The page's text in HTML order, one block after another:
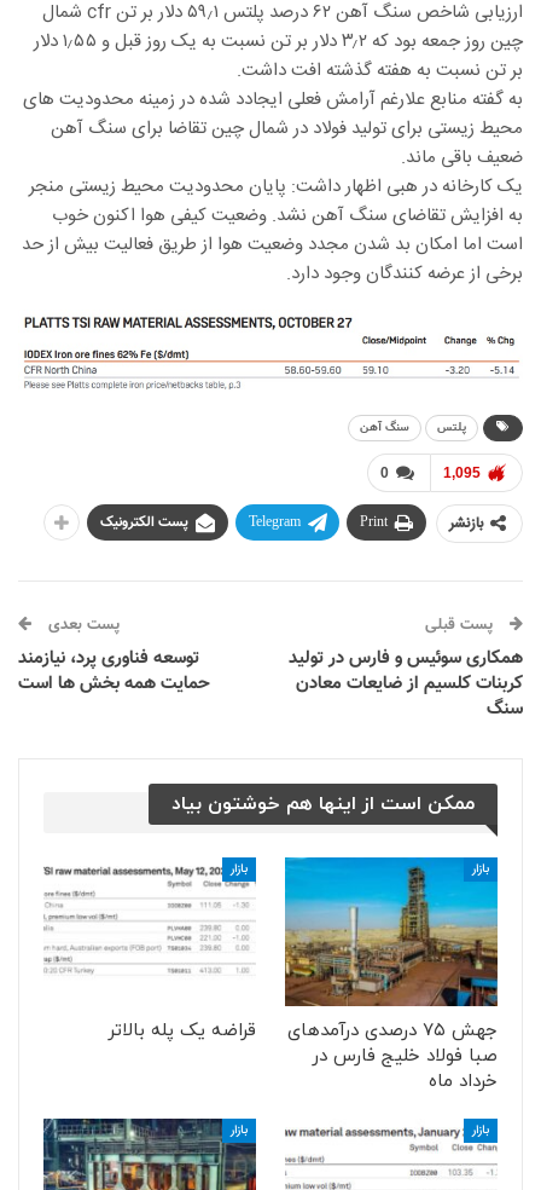
ارزیابی شاخص سنگ آهن ۶۲ درصد پلتس ۵۹٫۱ دلار بر تن cfr شمال
چین روز جمعه بود که ۳٫۲ دلار بر تن نسبت به یک روز قبل و ۱٫۵۵ دلار
بر تن نسبت به هفته گذشته افت داشت.
به گفته منابع علارغم آرامش فعلی ایجادد شده در زمینه محدودیت های
محیط زیستی برای تولید فولاد در شمال چین تقاضا برای سنگ آهن
ضعیف باقی ماند.
یک کارخانه در هبی اظهار داشت: پایان محدودیت محیط زیستی منجر
به افزایش تقاضای سنگ آهن نشد. وضعیت کیفی هوا اکنون خوب
است اما امکان بد شدن مجدد وضعیت هوا از طریق فعالیت بیش از حد
برخی از عرضه کنندگان وجود دارد.
پلتس سنگ آهن
0 1,095
بازنشر Print
Telegram پست الکترونیک
پست قبلی
همکاری سوئیس و فارس در تولید
کربنات کلسیم از ضایعات معادن
سنگ
پست بعدی
توسعه فناوری پرد، نیازمند
حمایت همه بخش ها است
ممکن است از اینها هم خوشتون بیاد
بازار
جهش ۷۵ درصدی درآمدهای
صبا فولاد خلیج فارس در
خرداد ماه
بازار
قراضه یک پله بالاتر
بازار بازار